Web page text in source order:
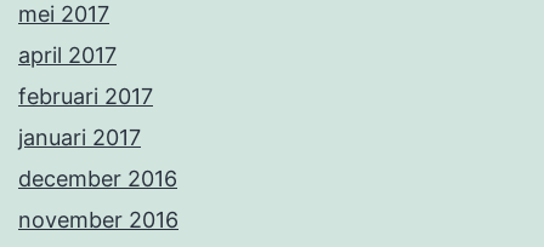
mei 2017
april 2017
februari 2017
januari 2017
december 2016
november 2016